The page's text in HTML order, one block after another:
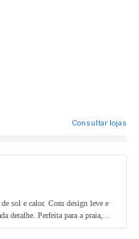
Consultar lojas
sol e calor. Com design leve e
detalhe. Perfeita para a praia,
alt X 10cm prof